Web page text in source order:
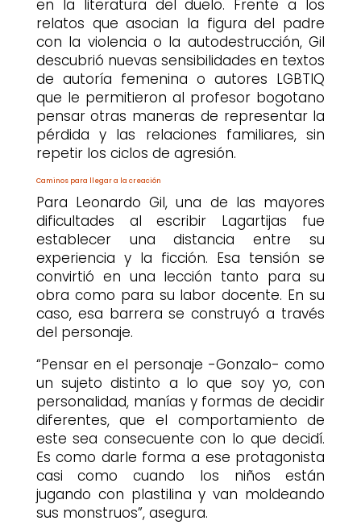
en la literatura del duelo. Frente a los
relatos que asocian la figura del padre
con la violencia o la autodestrucción, Gil
descubrió nuevas sensibilidades en textos
de autoría femenina o autores LGBTIQ
que le permitieron al profesor bogotano
pensar otras maneras de representar la
pérdida y las relaciones familiares, sin
repetir los ciclos de agresión.
Caminos para llegar a la creación
Para Leonardo Gil, una de las mayores
dificultades al escribir Lagartijas fue
establecer una distancia entre su
experiencia y la ficción. Esa tensión se
convirtió en una lección tanto para su
obra como para su labor docente. En su
caso, esa barrera se construyó a través
del personaje.
“Pensar en el personaje -Gonzalo- como
un sujeto distinto a lo que soy yo, con
personalidad, manías y formas de decidir
diferentes, que el comportamiento de
este sea consecuente con lo que decidí.
Es como darle forma a ese protagonista
casi como cuando los niños están
jugando con plastilina y van moldeando
sus monstruos”, asegura.